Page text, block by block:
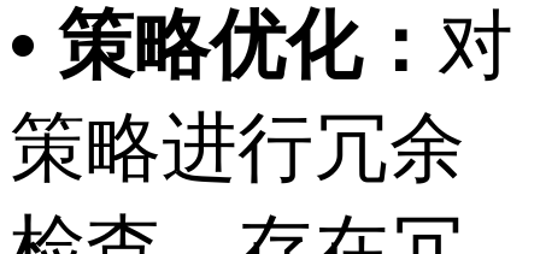
• 策略优化： 对
策略进行冗余